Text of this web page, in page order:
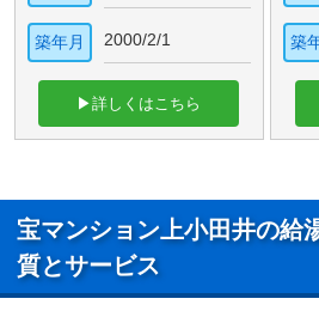
築年月 2000/2/1
▶詳しくはこちら
築
宝マンション上小田井の給
質とサービス